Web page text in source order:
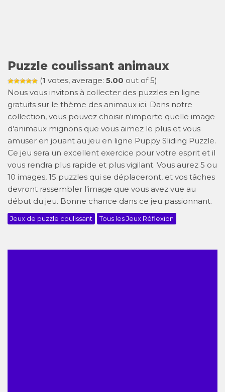
Puzzle coulissant animaux
(1 votes, average: 5.00 out of 5)
Nous vous invitons à collecter des puzzles en ligne
gratuits sur le thème des animaux ici. Dans notre
collection, vous pouvez choisir n'importe quelle image
d'animaux mignons que vous aimez le plus et vous
amuser en jouant au jeu en ligne Puppy Sliding Puzzle.
Ce jeu sera un excellent exercice pour votre esprit et il
vous rendra plus rapide et plus vigilant. Vous aurez 5 ou
10 images, 15 puzzles qui se déplaceront, et vos tâches
devront rassembler l'image que vous avez vue au
début du jeu. Bonne chance dans ce jeu passionnant.
Jeux de puzzle coulissant Tous les Jeux Réflexion